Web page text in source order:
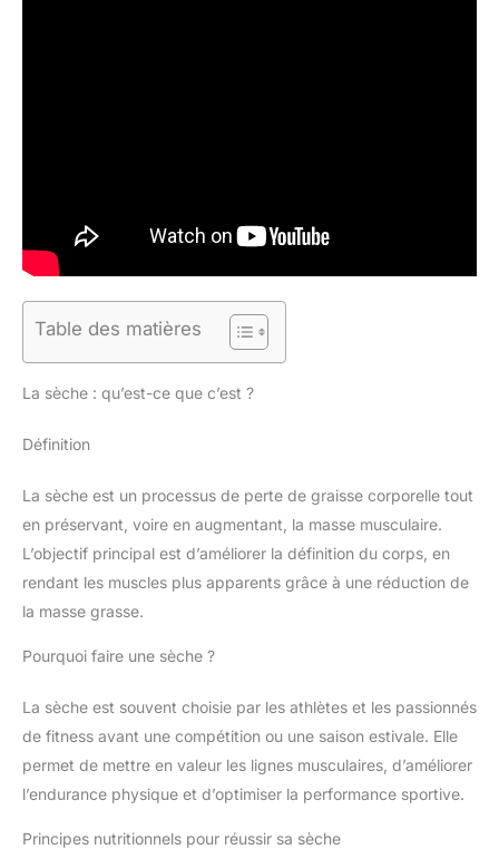
Table des matières
La sèche : qu’est-ce que c’est ?
Définition
La sèche est un processus de perte de graisse corporelle tout
en préservant, voire en augmentant, la masse musculaire.
L’objectif principal est d’améliorer la définition du corps, en
rendant les muscles plus apparents grâce à une réduction de
la masse grasse.
Pourquoi faire une sèche ?
La sèche est souvent choisie par les athlètes et les passionnés
de fitness avant une compétition ou une saison estivale. Elle
permet de mettre en valeur les lignes musculaires, d’améliorer
l’endurance physique et d’optimiser la performance sportive.
Principes nutritionnels pour réussir sa sèche